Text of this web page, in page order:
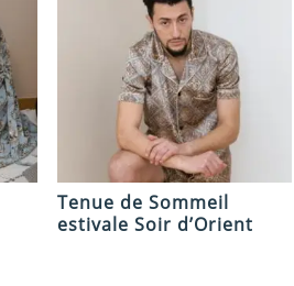
Tenue de Sommeil
estivale Soir d’Orient